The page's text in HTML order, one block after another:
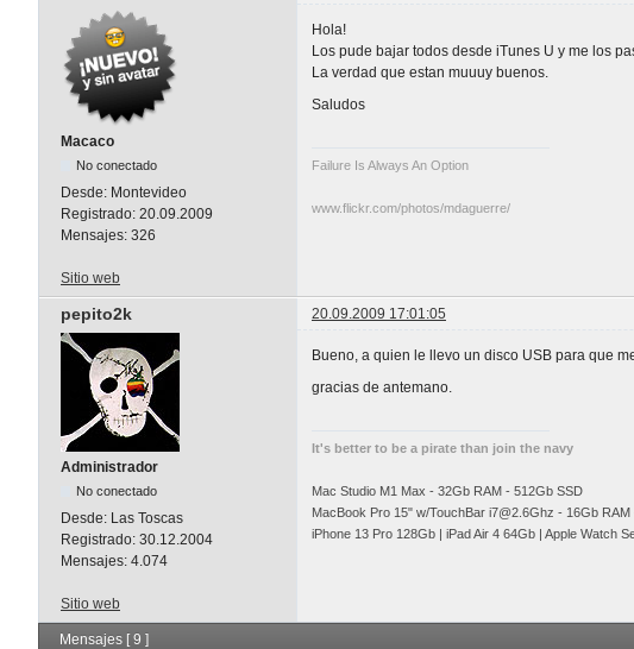
Macaco
No conectado
Desde: Montevideo
Registrado: 20.09.2009
Mensajes: 326
Hola!
Los pude bajar todos desde iTunes U y me los
La verdad que estan muuuy buenos.
Saludos
Failure Is Always An Option
www.flickr.com/photos/mdaguerre/
Sitio web
pepito2k 20.09.2009 17:01:05
Administrador
No conectado
Desde: Las Toscas
Registrado: 30.12.2004
Mensajes: 4.074
Bueno, a quien le llevo un disco USB para que
gracias de antemano.
It's better to be a pirate than join the navy
Mac Studio M1 Max - 32Gb RAM - 512Gb SSD
MacBook Pro 15" w/TouchBar i7@2.6Ghz - 16Gb RAM
iPhone 13 Pro 128Gb | iPad Air 4 64Gb | Apple Watch
Sitio web
Mensajes [ 9 ]